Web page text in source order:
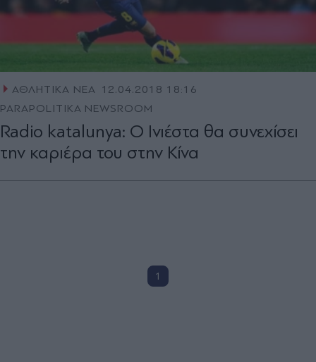
ΑΘΛΗΤΙΚΑ ΝΕΑ 12.04.2018 18:16
PARAPOLITIKA NEWSROOM
Radio katalunya: O Ινιέστα θα συνεχίσει
την καριέρα του στην Κίνα
1